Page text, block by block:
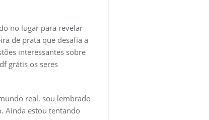
no lugar para revelar
de prata que desafia a
interessantes sobre
grátis os seres
real, sou lembrado
Ainda estou tentando